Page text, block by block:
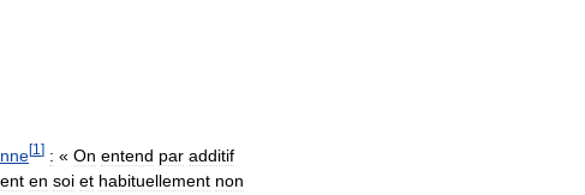
[1 ] : « On entend par additif
en soi et habituellement non